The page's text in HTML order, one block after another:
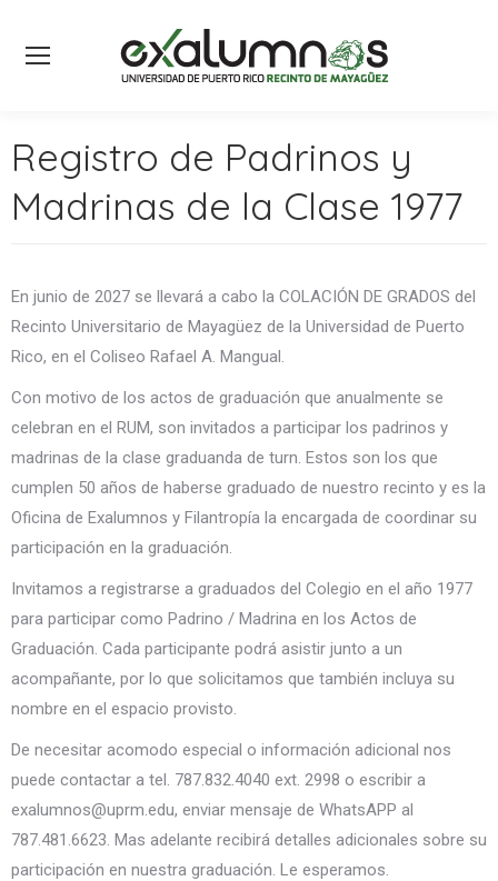
Registro de Padrinos y
Madrinas de la Clase 1977
En junio de 2027 se llevará a cabo la COLACIÓN DE GRADOS del
Recinto Universitario de Mayagüez de la Universidad de Puerto
Rico, en el Coliseo Rafael A. Mangual.
Con motivo de los actos de graduación que anualmente se
celebran en el RUM, son invitados a participar los padrinos y
madrinas de la clase graduanda de turn. Estos son los que
cumplen 50 años de haberse graduado de nuestro recinto y es la
Oficina de Exalumnos y Filantropía la encargada de coordinar su
participación en la graduación.
Invitamos a registrarse a graduados del Colegio en el año 1977
para participar como Padrino / Madrina en los Actos de
Graduación. Cada participante podrá asistir junto a un
acompañante, por lo que solicitamos que también incluya su
nombre en el espacio provisto.
De necesitar acomodo especial o información adicional nos
puede contactar a tel. 787.832.4040 ext. 2998 o escribir a
exalumnos@uprm.edu, enviar mensaje de WhatsAPP al
787.481.6623. Mas adelante recibirá detalles adicionales sobre su
participación en nuestra graduación. Le esperamos.